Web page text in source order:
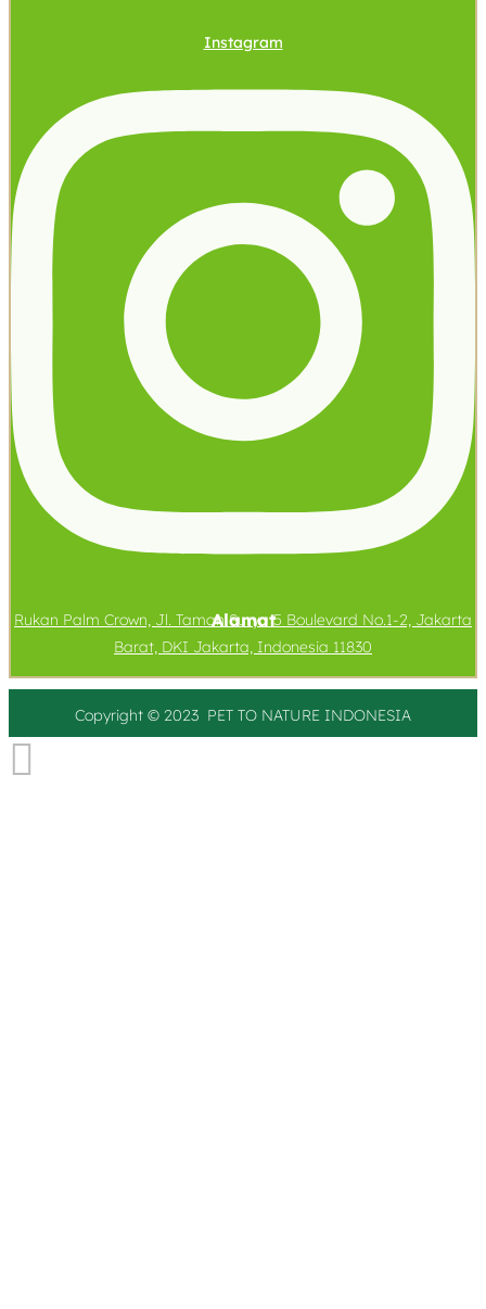
Instagram
Alamat
Rukan Palm Crown, Jl. Taman Surya 5 Boulevard No.1-2, Jakarta
Barat, DKI Jakarta, Indonesia 11830
Copyright © 2023 PET TO NATURE INDONESIA